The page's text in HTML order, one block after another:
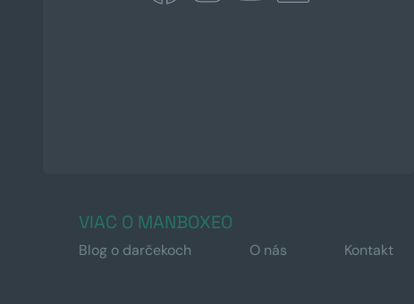
VIAC O MANBOXEO
Blog o darčekoch O nás Kontakt